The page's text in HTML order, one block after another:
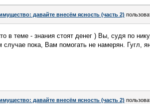
давайте внесём ясность (часть 2)
в теме - знания стоят денег ) Вы, судя по
пока, Вам помогать не намерян. Гугл,
давайте внесём ясность (часть 2)